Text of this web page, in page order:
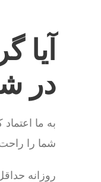
آیا
در
به ما
شما را
روزانه